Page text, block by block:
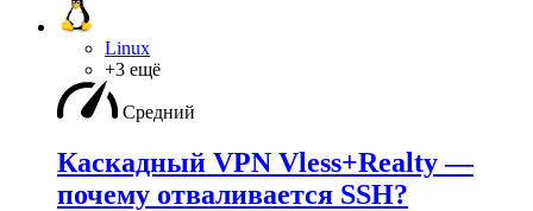
Linux
+3 ещё
Средний
Каскадный VPN Vless+Realty —
почему отваливается SSH?